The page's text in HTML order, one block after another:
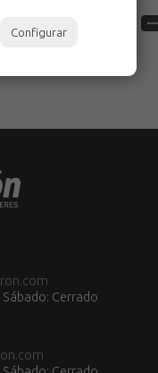
Sábado: Cerrado
Configurar